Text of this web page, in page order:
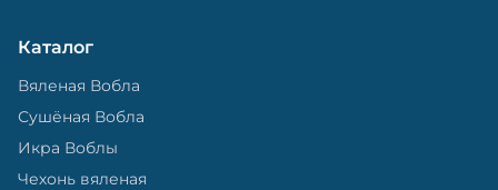
Каталог
Вяленая Вобла
Сушёная Вобла
Икра Воблы
Чехонь вяленая